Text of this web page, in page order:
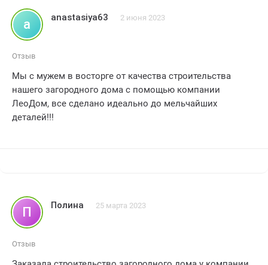
a anastasiya63 2 июня 2023
Отзыв
Мы с мужем в восторге от качества строительства
нашего загородного дома с помощью компании
ЛеоДом, все сделано идеально до мельчайших
деталей!!!
П Полина 25 марта 2023
Отзыв